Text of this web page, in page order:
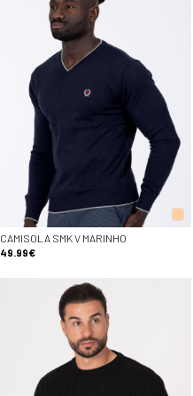
CAMISOLA SMK V MARINHO
49.99€